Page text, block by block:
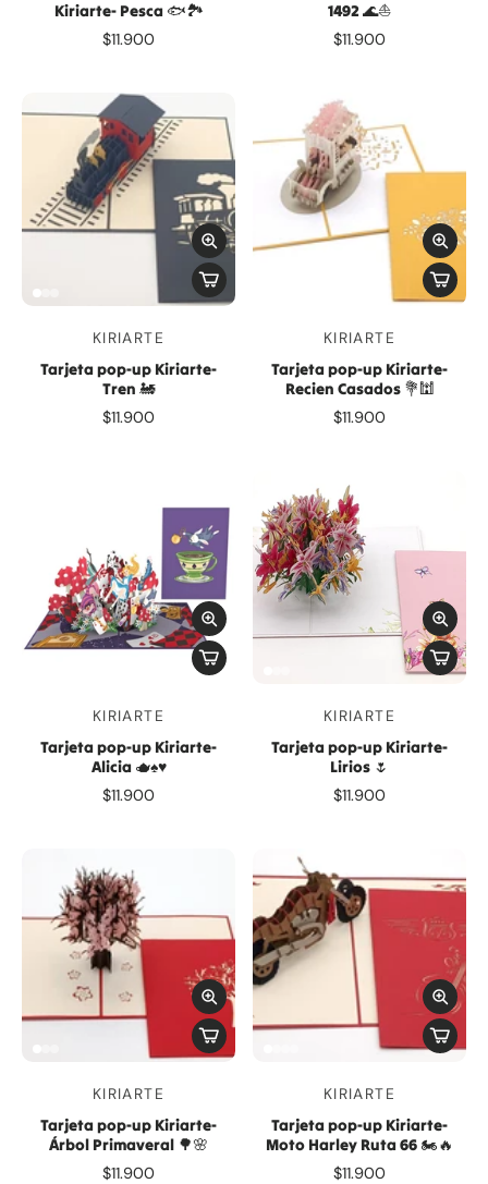
Kiriarte- Pesca 🐟🏞️
$11.900
1492 🌊⛵
$11.900
KIRIARTE
Tarjeta pop-up Kiriarte-
Tren 🚂
$11.900
KIRIARTE
Tarjeta pop-up Kiriarte-
Recien Casados 💐🕍
$11.900
KIRIARTE
Tarjeta pop-up Kiriarte-
Alicia 🫖♠️♥️
$11.900
KIRIARTE
Tarjeta pop-up Kiriarte-
Lirios 🌷
$11.900
KIRIARTE
Tarjeta pop-up Kiriarte-
Árbol Primaveral 🌳🌸
$11.900
KIRIARTE
Tarjeta pop-up Kiriarte-
Moto Harley Ruta 66 🏍️🔥
$11.900